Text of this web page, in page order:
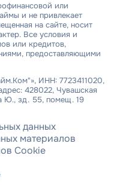
или
и не привлекает
на сайте, носит
Все условия и
или кредитов,
предоставляющими
ИНН: 7723411020,
428022, Чувашская
Ю., зд. 55, помещ. 19
данных
материалов
Cookie